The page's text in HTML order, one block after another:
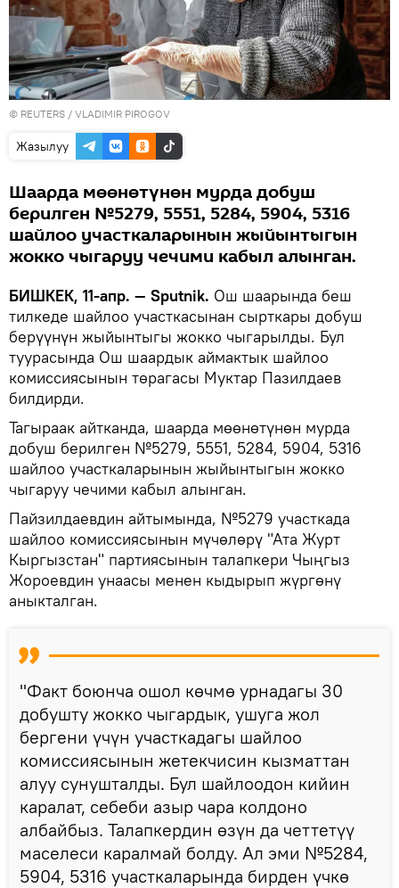
© REUTERS / VLADIMIR PIROGOV
Жазылуу
Шаарда мөөнөтүнөн мурда добуш
берилген №5279, 5551, 5284, 5904, 5316
шайлоо участкаларынын жыйынтыгын
жокко чыгаруу чечими кабыл алынган.
БИШКЕК, 11-апр. — Sputnik. Ош шаарында беш
тилкеде шайлоо участкасынан сырткары добуш
берүүнүн жыйынтыгы жокко чыгарылды. Бул
туурасында Ош шаардык аймактык шайлоо
комиссиясынын төрагасы Муктар Пазилдаев
билдирди.
Тагыраак айтканда, шаарда мөөнөтүнөн мурда
добуш берилген №5279, 5551, 5284, 5904, 5316
шайлоо участкаларынын жыйынтыгын жокко
чыгаруу чечими кабыл алынган.
Пайзилдаевдин айтымында, №5279 участкада
шайлоо комиссиясынын мүчөлөрү "Ата Журт
Кыргызстан" партиясынын талапкери Чыңгыз
Жороевдин унаасы менен кыдырып жүргөнү
аныкталган.
"Факт боюнча ошол көчмө урнадагы 30
добушту жокко чыгардык, ушуга жол
бергени үчүн участкадагы шайлоо
комиссиясынын жетекчисин кызматтан
алуу сунушталды. Бул шайлоодон кийин
каралат, себеби азыр чара колдоно
албайбыз. Талапкердин өзүн да четтетүү
маселеси каралмай болду. Ал эми №5284,
5904, 5316 участкаларында бирден үчкө